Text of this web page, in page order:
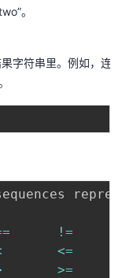
。
果字符串里。 例如， 连
!=
<=
>=